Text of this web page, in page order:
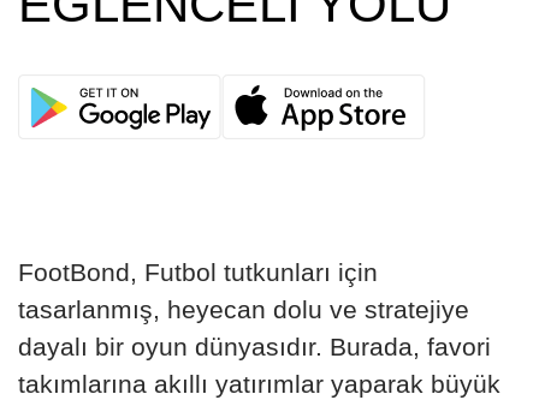
FootBond, Futbol tutkunları için
tasarlanmış, heyecan dolu ve stratejiye
dayalı bir oyun dünyasıdır. Burada, favori
takımlarına akıllı yatırımlar yaparak büyük